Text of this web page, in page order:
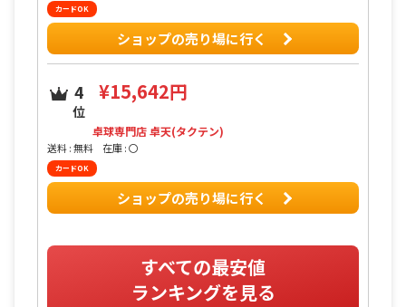
カードOK
ショップの売り場に行く
4
位
¥15,642円
卓球専門店 卓天(タクテン)
送料 : 無料 在庫 : 〇
カードOK
ショップの売り場に行く
すべての最安値
ランキングを見る